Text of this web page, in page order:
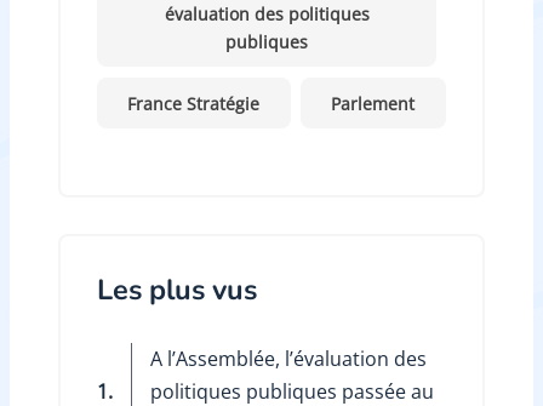
évaluation des politiques
publiques
France Stratégie Parlement
Les plus vus
1.
A l’Assemblée, l’évaluation des
politiques publiques passée au